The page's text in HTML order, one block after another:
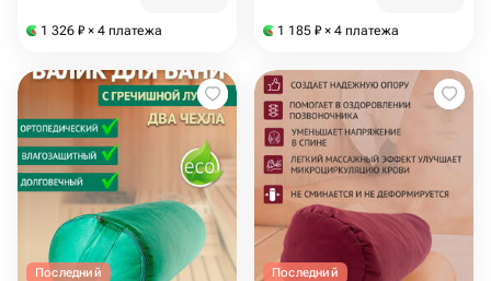
1 326 ₽ × 4 платежа 1 185 ₽ × 4 платежа
Последний Последний